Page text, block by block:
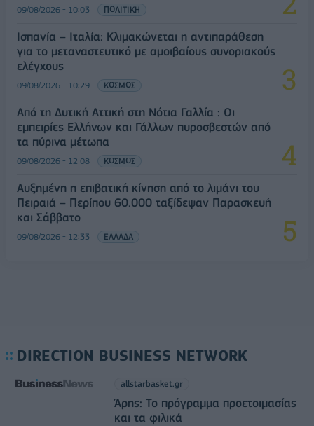
09/08/2026 - 10:03 ΠΟΛΙΤΙΚΗ
Ισπανία – Ιταλία: Κλιμακώνεται η αντιπαράθεση
για το μεταναστευτικό με αμοιβαίους συνοριακούς
ελέγχους
09/08/2026 - 10:29 ΚΟΣΜΟΣ
Από τη Δυτική Αττική στη Νότια Γαλλία : Οι
εμπειρίες Ελλήνων και Γάλλων πυροσβεστών από
τα πύρινα μέτωπα
09/08/2026 - 12:08 ΚΟΣΜΟΣ
Αυξημένη η επιβατική κίνηση από το λιμάνι του
Πειραιά – Περίπου 60.000 ταξίδεψαν Παρασκευή
και Σάββατο
09/08/2026 - 12:33 ΕΛΛΑΔΑ
DIRECTION BUSINESS NETWORK
allstarbasket.gr
Άρης: Το πρόγραμμα προετοιμασίας
και τα φιλικά